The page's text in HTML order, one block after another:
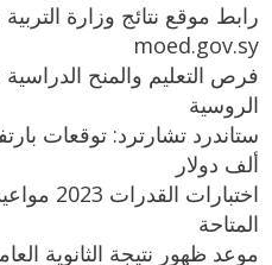
رابط موقع نتائج وزارة
moed.gov.sy
فرص التعليم والمنح
الروسية
ألف دولار
المتاحة